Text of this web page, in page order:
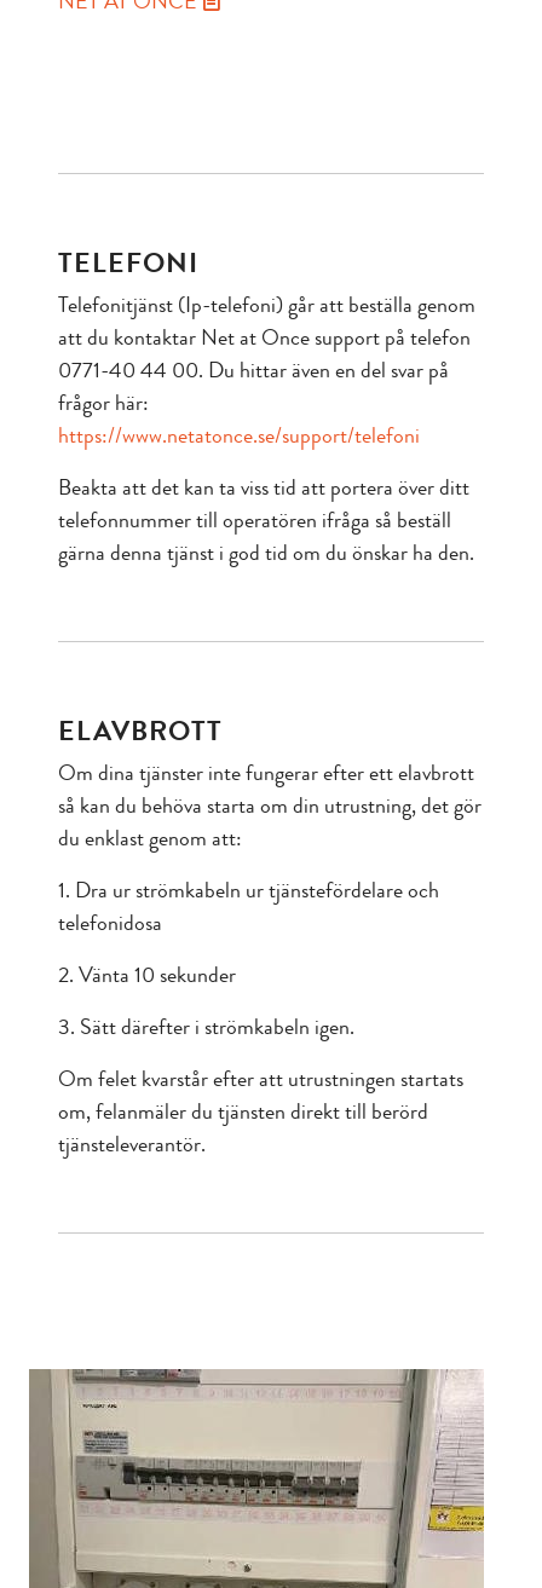
TELEFONI
Telefonitjänst (Ip-telefoni) går att beställa genom
att du kontaktar Net at Once support på telefon
0771-40 44 00. Du hittar även en del svar på
frågor här:
https://www.netatonce.se/support/telefoni
Beakta att det kan ta viss tid att portera över ditt
telefonnummer till operatören ifråga så beställ
gärna denna tjänst i god tid om du önskar ha den.
ELAVBROTT
Om dina tjänster inte fungerar efter ett elavbrott
så kan du behöva starta om din utrustning, det gör
du enklast genom att:
1. Dra ur strömkabeln ur tjänstefördelare och
telefonidosa
2. Vänta 10 sekunder
3. Sätt därefter i strömkabeln igen.
Om felet kvarstår efter att utrustningen startats
om, felanmäler du tjänsten direkt till berörd
tjänsteleverantör.